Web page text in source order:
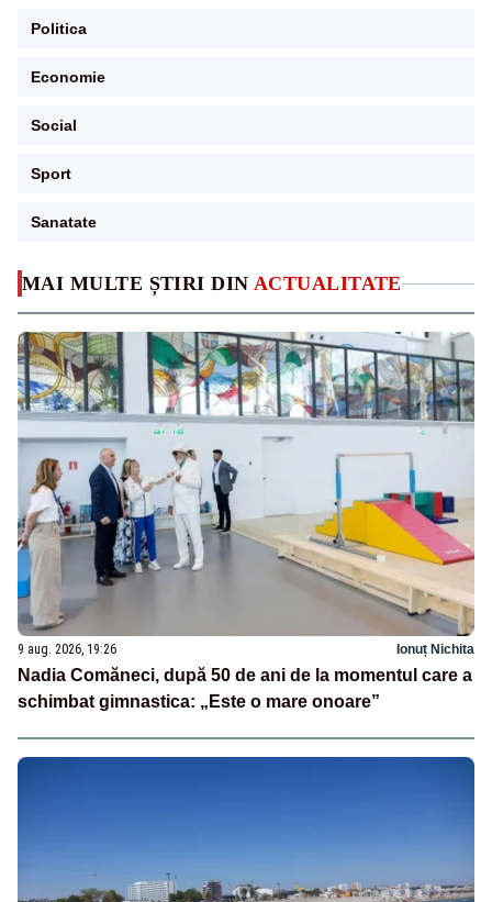
MAI MULTE ȘTIRI DIN ACTUALITATE
9 aug. 2026, 19:26 Ionuț Nichita
Nadia Comăneci, după 50 de ani de la momentul care a
schimbat gimnastica: „Este o mare onoare”
Politica
Economie
Social
Sport
Sanatate